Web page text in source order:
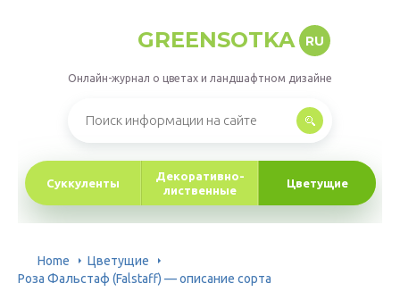
GREENSOTKA RU
Онлайн-журнал о цветах и ландшафтном дизайне
Суккуленты
Декоративно-
лиственные
Цветущие
Home
Цветущие
Роза Фальстаф (Falstaff) — описание сорта